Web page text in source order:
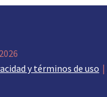
y términos de uso